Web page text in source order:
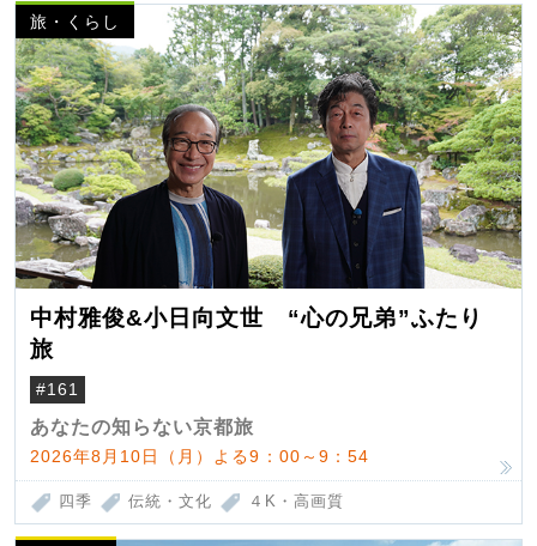
旅・くらし
中村雅俊&小日向文世 “心の兄弟”ふたり
旅
#161
あなたの知らない京都旅
2026年8月10日（月）よる9：00～9：54
四季 伝統・文化 ４K・高画質